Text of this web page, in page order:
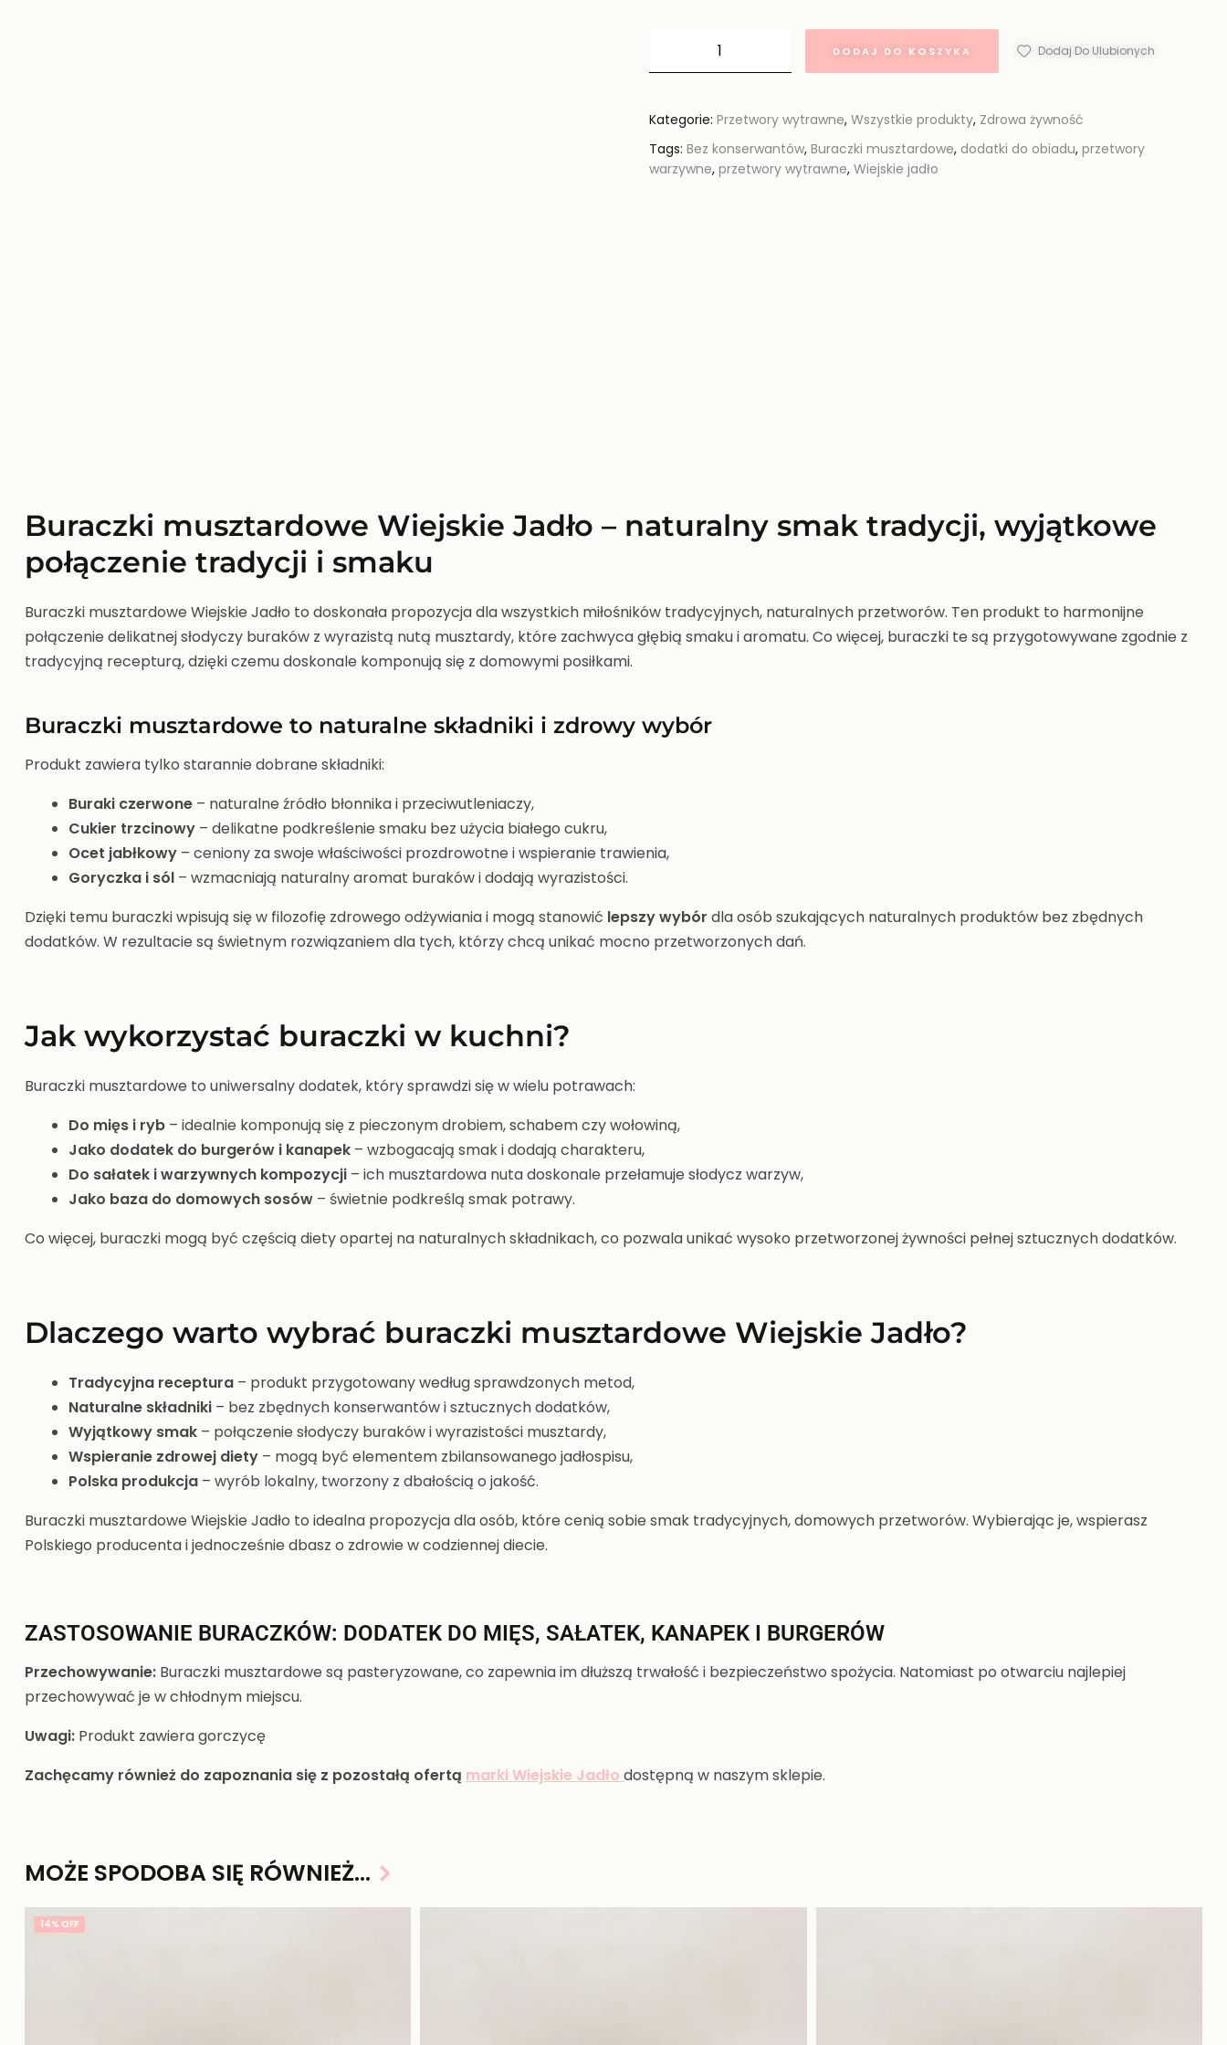
DODAJ DO KOSZYKA Dodaj Do Ulubionych
Kategorie: Przetwory wytrawne, Wszystkie produkty, Zdrowa żywność
Tags: Bez konserwantów, Buraczki musztardowe, dodatki do obiadu, przetwory
warzywne, przetwory wytrawne, Wiejskie jadło
Buraczki musztardowe Wiejskie Jadło – naturalny smak tradycji, wyjątkowe
połączenie tradycji i smaku
Buraczki musztardowe Wiejskie Jadło to doskonała propozycja dla wszystkich miłośników tradycyjnych, naturalnych przetworów. Ten produkt to harmonijne
połączenie delikatnej słodyczy buraków z wyrazistą nutą musztardy, które zachwyca głębią smaku i aromatu. Co więcej, buraczki te są przygotowywane zgodnie z
tradycyjną recepturą, dzięki czemu doskonale komponują się z domowymi posiłkami.
Buraczki musztardowe to naturalne składniki i zdrowy wybór
Produkt zawiera tylko starannie dobrane składniki:
Buraki czerwone – naturalne źródło błonnika i przeciwutleniaczy,
Cukier trzcinowy – delikatne podkreślenie smaku bez użycia białego cukru,
Ocet jabłkowy – ceniony za swoje właściwości prozdrowotne i wspieranie trawienia,
Goryczka i sól – wzmacniają naturalny aromat buraków i dodają wyrazistości.
Dzięki temu buraczki wpisują się w filozofię zdrowego odżywiania i mogą stanowić lepszy wybór dla osób szukających naturalnych produktów bez zbędnych
dodatków. W rezultacie są świetnym rozwiązaniem dla tych, którzy chcą unikać mocno przetworzonych dań.
Jak wykorzystać buraczki w kuchni?
Buraczki musztardowe to uniwersalny dodatek, który sprawdzi się w wielu potrawach:
Do mięs i ryb – idealnie komponują się z pieczonym drobiem, schabem czy wołowiną,
Jako dodatek do burgerów i kanapek – wzbogacają smak i dodają charakteru,
Do sałatek i warzywnych kompozycji – ich musztardowa nuta doskonale przełamuje słodycz warzyw,
Jako baza do domowych sosów – świetnie podkreślą smak potrawy.
Co więcej, buraczki mogą być częścią diety opartej na naturalnych składnikach, co pozwala unikać wysoko przetworzonej żywności pełnej sztucznych dodatków.
Dlaczego warto wybrać buraczki musztardowe Wiejskie Jadło?
Tradycyjna receptura – produkt przygotowany według sprawdzonych metod,
Naturalne składniki – bez zbędnych konserwantów i sztucznych dodatków,
Wyjątkowy smak – połączenie słodyczy buraków i wyrazistości musztardy,
Wspieranie zdrowej diety – mogą być elementem zbilansowanego jadłospisu,
Polska produkcja – wyrób lokalny, tworzony z dbałością o jakość.
Buraczki musztardowe Wiejskie Jadło to idealna propozycja dla osób, które cenią sobie smak tradycyjnych, domowych przetworów. Wybierając je, wspierasz
Polskiego producenta i jednocześnie dbasz o zdrowie w codziennej diecie.
ZASTOSOWANIE BURACZKÓW: DODATEK DO MIĘS, SAŁATEK, KANAPEK I BURGERÓW
Przechowywanie: Buraczki musztardowe są pasteryzowane, co zapewnia im dłuższą trwałość i bezpieczeństwo spożycia. Natomiast po otwarciu najlepiej
przechowywać je w chłodnym miejscu.
Uwagi: Produkt zawiera gorczycę
Zachęcamy również do zapoznania się z pozostałą ofertą marki Wiejskie Jadło dostępną w naszym sklepie.
MOŻE SPODOBA SIĘ RÓWNIEŻ…
14% OFF